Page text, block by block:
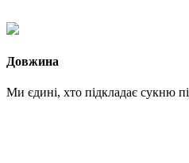
Довжина
Ми єдині, хто підкладає сукню